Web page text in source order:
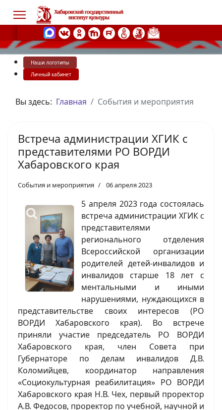
Наши логотипы
Личный кабинет
Вы здесь: Главная События и мероприятия
Встреча администрации ХГИК с
представителями РО ВОРДИ
Хабаровского края
События и мероприятия 06 апреля 2023
5 апреля 2023 года состоялась
встреча администрации ХГИК с
представителями
регионального отделения
Всероссийской организации
родителей детей-инвалидов и
инвалидов старше 18 лет с
ментальными и иными
нарушениями, нуждающихся в
представительстве своих интересов (РО
ВОРДИ Хабаровского края). Во встрече
приняли участие председатель РО ВОРДИ
Хабаровского края, член Совета при
Губернаторе по делам инвалидов Д.В.
Коломийцев, координатор направления
«Социокультурная реабилитация» РО ВОРДИ
Хабаровского края Н.В. Чех, первый проректор
А.В. Федосов, проректор по учебной, научной и